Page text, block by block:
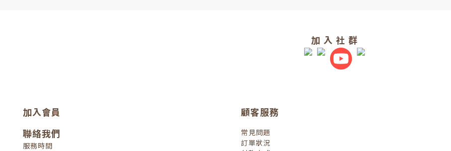
加 入 社 群
加入會員
聯絡我們
服務時間
顧客服務
常見問題
訂單狀況